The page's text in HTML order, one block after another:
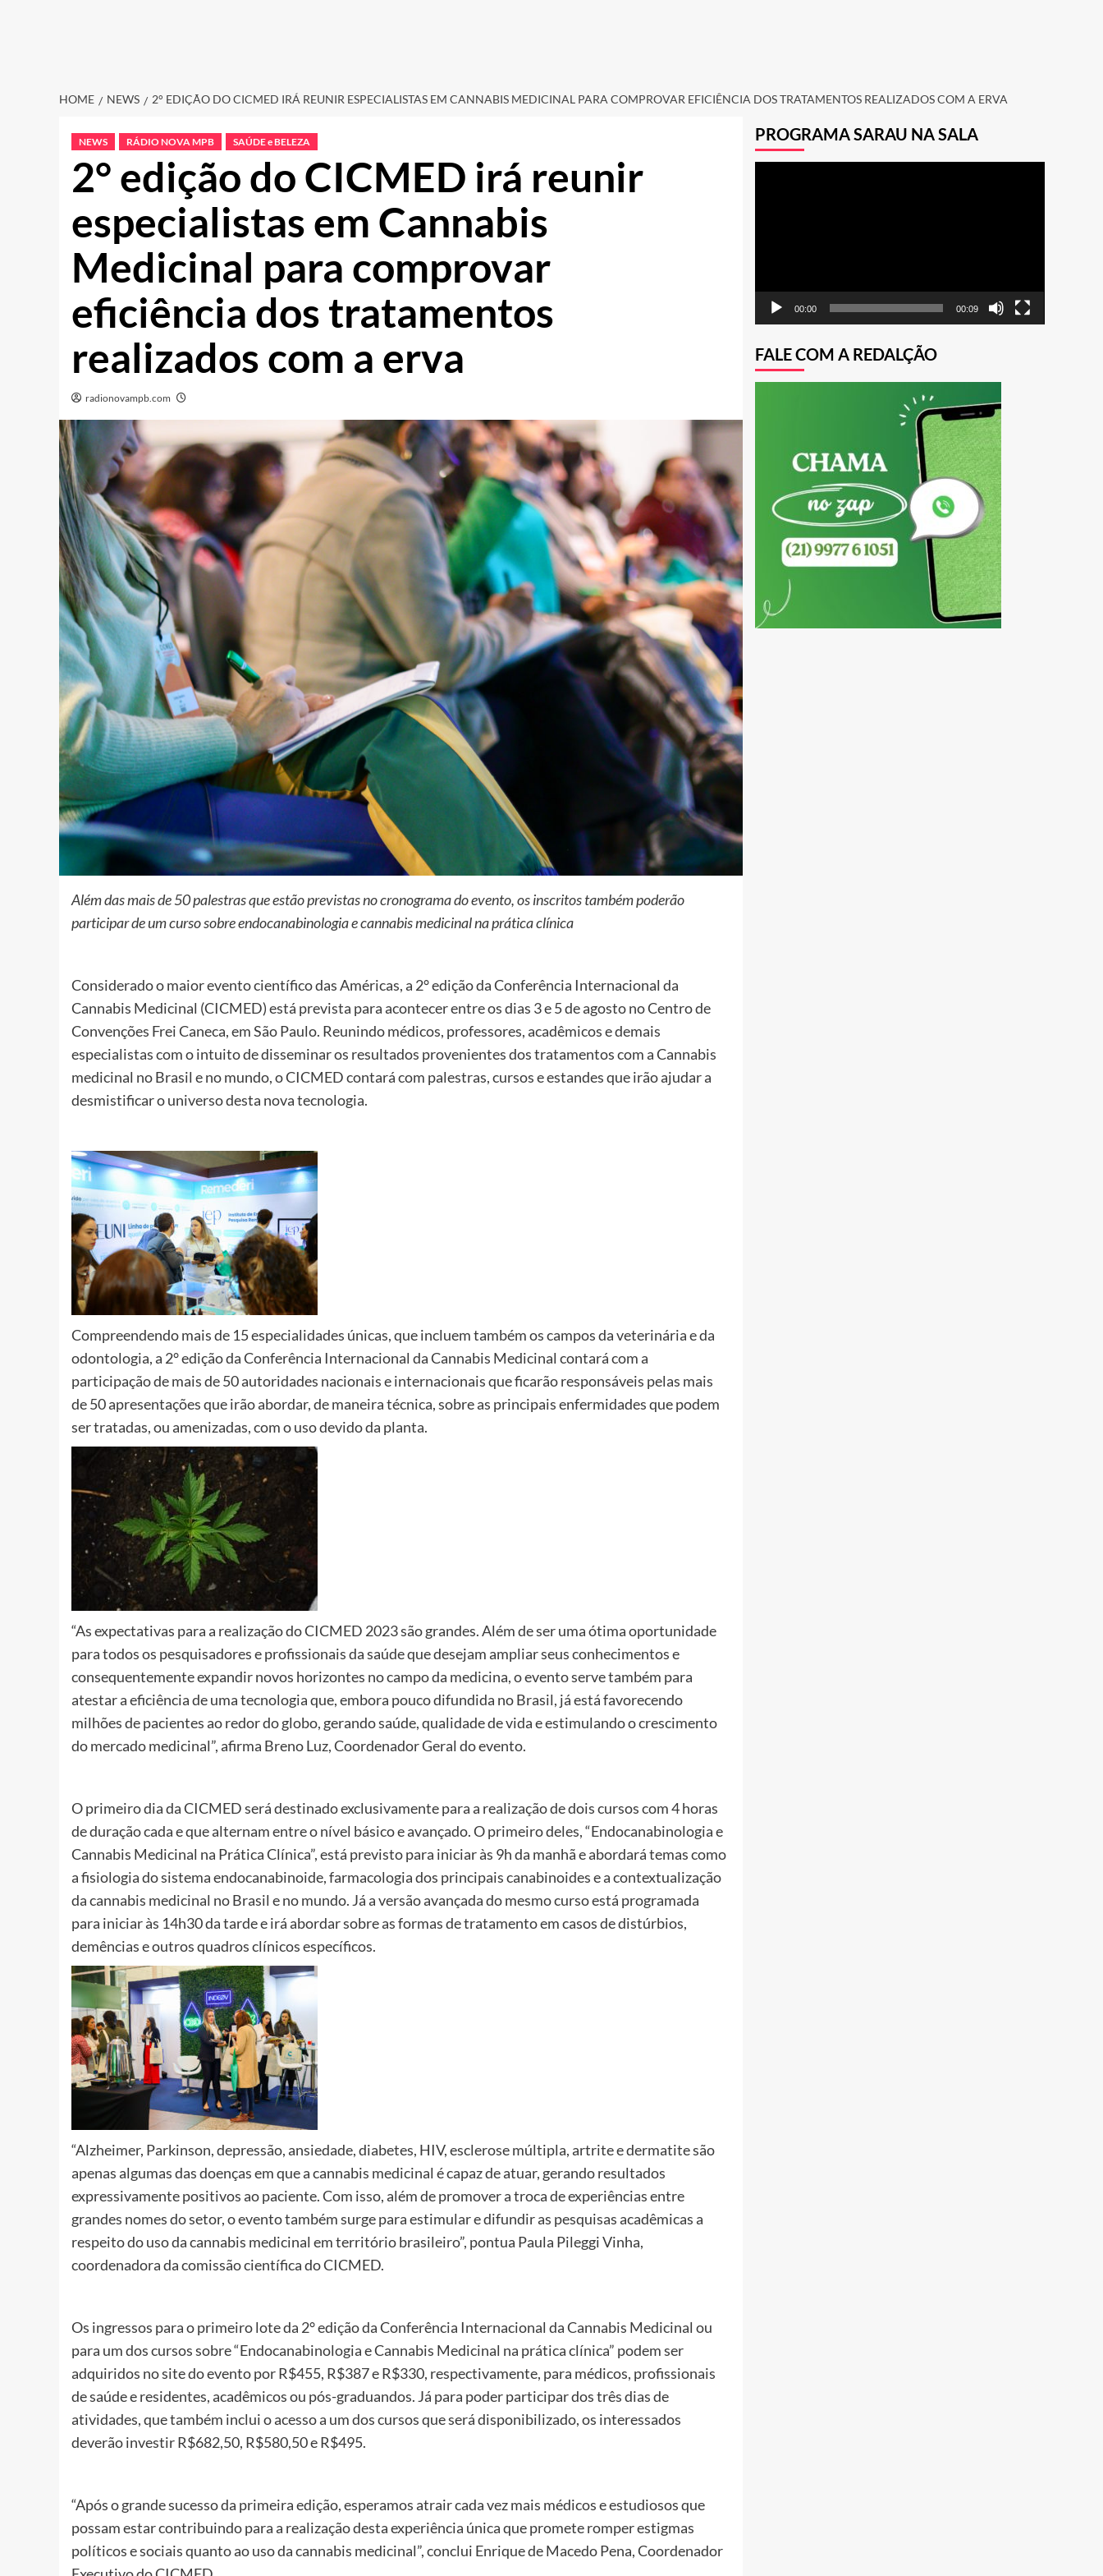
HOME NEWS 2° EDIÇÃO DO CICMED IRÁ REUNIR ESPECIALISTAS EM CANNABIS MEDICINAL PARA COMPROVAR EFICIÊNCIA DOS TRATAMENTOS REALIZADOS COM A ERVA
NEWS RÁDIO NOVA MPB SAÚDE e BELEZA
2° edição do CICMED irá reunir
especialistas em Cannabis
Medicinal para comprovar
eficiência dos tratamentos
realizados com a erva
radionovampb.com
Além das mais de 50 palestras que estão previstas no cronograma do evento, os inscritos também poderão
participar de um curso sobre endocanabinologia e cannabis medicinal na prática clínica
Considerado o maior evento científico das Américas, a 2° edição da Conferência Internacional da
Cannabis Medicinal (CICMED) está prevista para acontecer entre os dias 3 e 5 de agosto no Centro de
Convenções Frei Caneca, em São Paulo. Reunindo médicos, professores, acadêmicos e demais
especialistas com o intuito de disseminar os resultados provenientes dos tratamentos com a Cannabis
medicinal no Brasil e no mundo, o CICMED contará com palestras, cursos e estandes que irão ajudar a
desmistificar o universo desta nova tecnologia.
Compreendendo mais de 15 especialidades únicas, que incluem também os campos da veterinária e da
odontologia, a 2° edição da Conferência Internacional da Cannabis Medicinal contará com a
participação de mais de 50 autoridades nacionais e internacionais que ficarão responsáveis pelas mais
de 50 apresentações que irão abordar, de maneira técnica, sobre as principais enfermidades que podem
ser tratadas, ou amenizadas, com o uso devido da planta.
“As expectativas para a realização do CICMED 2023 são grandes. Além de ser uma ótima oportunidade
para todos os pesquisadores e profissionais da saúde que desejam ampliar seus conhecimentos e
consequentemente expandir novos horizontes no campo da medicina, o evento serve também para
atestar a eficiência de uma tecnologia que, embora pouco difundida no Brasil, já está favorecendo
milhões de pacientes ao redor do globo, gerando saúde, qualidade de vida e estimulando o crescimento
do mercado medicinal”, afirma Breno Luz, Coordenador Geral do evento.
O primeiro dia da CICMED será destinado exclusivamente para a realização de dois cursos com 4 horas
de duração cada e que alternam entre o nível básico e avançado. O primeiro deles, “Endocanabinologia e
Cannabis Medicinal na Prática Clínica”, está previsto para iniciar às 9h da manhã e abordará temas como
a fisiologia do sistema endocanabinoide, farmacologia dos principais canabinoides e a contextualização
da cannabis medicinal no Brasil e no mundo. Já a versão avançada do mesmo curso está programada
para iniciar às 14h30 da tarde e irá abordar sobre as formas de tratamento em casos de distúrbios,
demências e outros quadros clínicos específicos.
“Alzheimer, Parkinson, depressão, ansiedade, diabetes, HIV, esclerose múltipla, artrite e dermatite são
apenas algumas das doenças em que a cannabis medicinal é capaz de atuar, gerando resultados
expressivamente positivos ao paciente. Com isso, além de promover a troca de experiências entre
grandes nomes do setor, o evento também surge para estimular e difundir as pesquisas acadêmicas a
respeito do uso da cannabis medicinal em território brasileiro”, pontua Paula Pileggi Vinha,
coordenadora da comissão científica do CICMED.
Os ingressos para o primeiro lote da 2° edição da Conferência Internacional da Cannabis Medicinal ou
para um dos cursos sobre “Endocanabinologia e Cannabis Medicinal na prática clínica” podem ser
adquiridos no site do evento por R$455, R$387 e R$330, respectivamente, para médicos, profissionais
de saúde e residentes, acadêmicos ou pós-graduandos. Já para poder participar dos três dias de
atividades, que também inclui o acesso a um dos cursos que será disponibilizado, os interessados
deverão investir R$682,50, R$580,50 e R$495.
“Após o grande sucesso da primeira edição, esperamos atrair cada vez mais médicos e estudiosos que
possam estar contribuindo para a realização desta experiência única que promete romper estigmas
políticos e sociais quanto ao uso da cannabis medicinal”, conclui Enrique de Macedo Pena, Coordenador
PROGRAMA SARAU NA SALA
00:00 00:09
FALE COM A REDALÇÃO